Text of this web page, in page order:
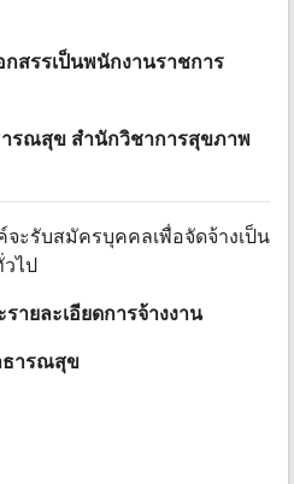
กสรรเป็นพนักงานราชการ
รณสุข สํานักวิชาการสุขภาพ
ะรับสมัครบุคคลเพื่อจัดจ้างเป็น
ไป
ายละเอียดการจ้างงาน
ธารณสุข